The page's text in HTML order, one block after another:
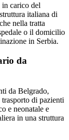
in carico del
italiana di
nella tratta
o il domicilio
in Serbia.
da
da Belgrado,
di pazienti
e neonatale e
in una struttura